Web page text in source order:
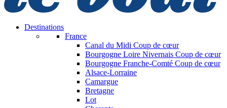
Destinations
France
Canal du Midi Coup de cœur
Bourgogne Loire Nivernais Coup de cœur
Bourgogne Franche-Comté Coup de cœur
Alsace-Lorraine
Camargue
Bretagne
Lot